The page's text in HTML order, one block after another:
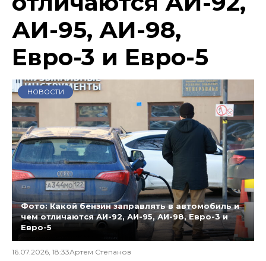
АИ-95, АИ-98,
Евро-3 и Евро-5
НОВОСТИ
Фото: Какой бензин заправлять в автомобиль и
чем отличаются АИ-92, АИ-95, АИ-98, Евро-3 и
Евро-5
16.07.2026, 18:33Артем Степанов